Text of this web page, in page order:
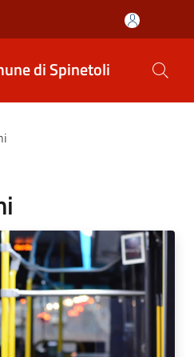
di Spinetoli